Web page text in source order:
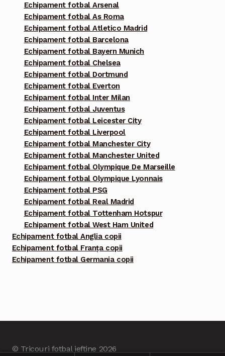
Echipament fotbal Arsenal
Echipament fotbal As Roma
Echipament fotbal Atletico Madrid
Echipament fotbal Barcelona
Echipament fotbal Bayern Munich
Echipament fotbal Chelsea
Echipament fotbal Dortmund
Echipament fotbal Everton
Echipament fotbal Inter Milan
Echipament fotbal Juventus
Echipament fotbal Leicester City
Echipament fotbal Liverpool
Echipament fotbal Manchester City
Echipament fotbal Manchester United
Echipament fotbal Olympique De Marseille
Echipament fotbal Olympique Lyonnais
Echipament fotbal PSG
Echipament fotbal Real Madrid
Echipament fotbal Tottenham Hotspur
Echipament fotbal West Ham United
Echipament fotbal Anglia copii
Echipament fotbal Franța copii
Echipament fotbal Germania copii
© Tricouri fotbal ieftine 2026